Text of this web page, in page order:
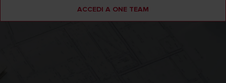
ACCEDI A ONE TEAM